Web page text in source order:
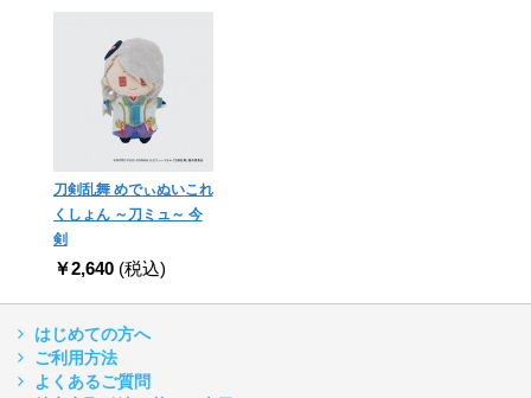
刀剣乱舞 めでぃぬいこれ
くしょん ～刀ミュ～ 今
剣
￥2,640 (税込)
はじめての方へ
ご利用方法
よくあるご質問